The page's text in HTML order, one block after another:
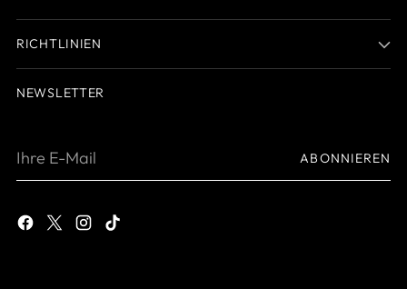
RICHTLINIEN
NEWSLETTER
Ihre
ABONNIEREN